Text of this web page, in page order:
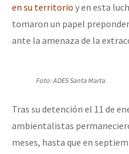
COVID-19
Eventos
en su territorio y en esta
tomaron un papel
ante la amenaza de la
Foto: ADES Santa Marta.
Tras su detención el 11 de
ambientalistas
meses, hasta que en